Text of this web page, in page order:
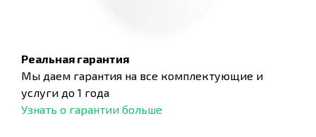
Реальная гарантия
Мы даем гарантия на все комплектующие и
услуги до 1 года
Узнать о гарантии больше